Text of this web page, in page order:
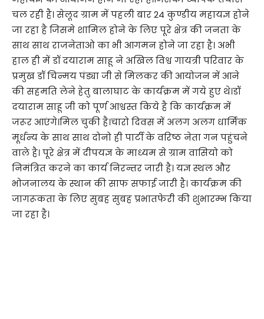
चल रही है। सेलूद ग्राम में पहली बार 24 कुण्डीय महायज्ञ होने
जा रहा है जिसमे शामिल होने के लिए पूरे क्षेत्र की जनता के
साथ साथ राजनेताओ का भी आगमन होने जा रहा है। अभी
हाल ही में डॉ दयाराम साहू ने अखिल विश्व गायत्री परिवार के
प्रमुख डॉ चिन्मय पंड्या जी से मिलकर की आयोजन में आने
की सहमति लेने हेतु बालाघाट के कार्यक्रम में गये हुए थे।डॉ
दयाराम साहू जी को पूर्ण आश्वस्त किये है कि कार्यक्रम में
जरूर आएंगे।मिल चुकी है।चारो दिवस में अलग अलग धार्मिक
मूर्धन्य के साथ साथ दोनो ही पार्टी के वरिष्ठ नेता गन पहुंचने
वाले है। पूरे क्षेत्र में दीपयज्ञ के माध्यम से ग्राम वासियो को
निमंत्रित करने का कार्य निरन्तर जारी है। यज्ञ स्थल और
भोजनालय के स्थान की साफ सफाई जारी है। कार्यक्रम की
जागरूकता के लिए सुबह सुबह प्रभातफेरी की शुभारम्भ किया
जा रहा है।